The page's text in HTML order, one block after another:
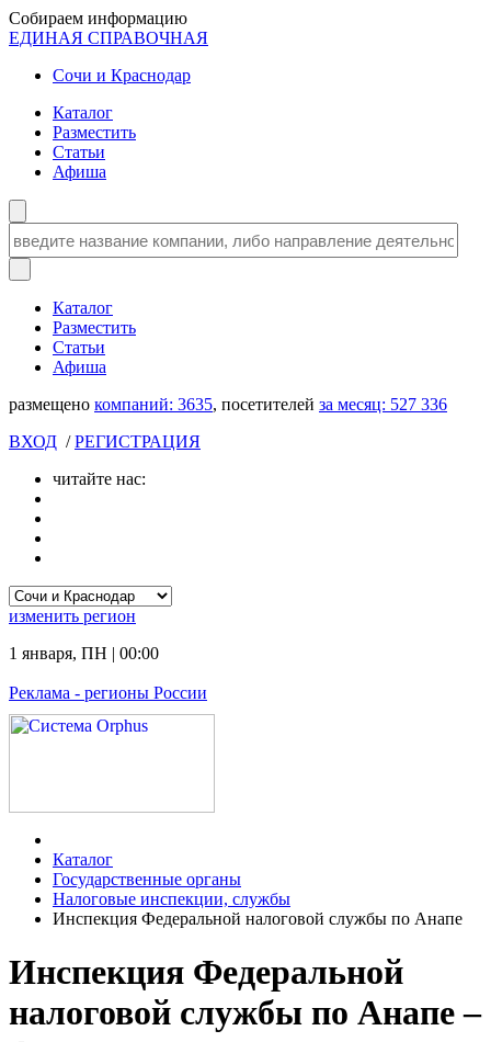
Собираем информацию
ЕДИНАЯ СПРАВОЧНАЯ
Сочи и Краснодар
Каталог
Разместить
Статьи
Афиша
Каталог
Разместить
Статьи
Афиша
размещено компаний: 3635, посетителей за месяц: 527 336
ВХОД /РЕГИСТРАЦИЯ
читайте нас:
изменить регион
1 января, ПН | 00:00
Реклама - регионы России
Каталог
Государственные органы
Налоговые инспекции, службы
Инспекция Федеральной налоговой службы по Анапе
Инспекция Федеральной
налоговой службы по Анапе –